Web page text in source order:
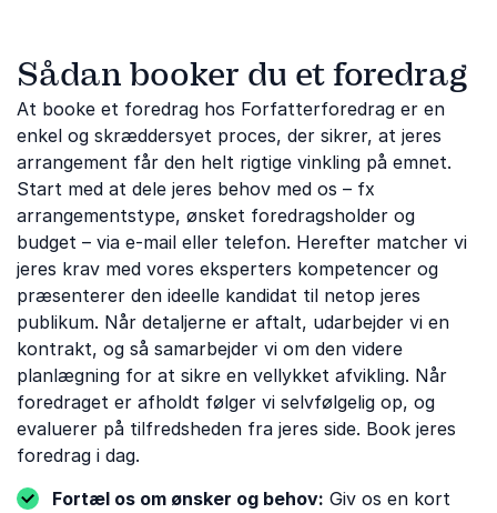
Sådan booker du et foredrag
At booke et foredrag hos Forfatterforedrag er en
enkel og skræddersyet proces, der sikrer, at jeres
arrangement får den helt rigtige vinkling på emnet.
Start med at dele jeres behov med os – fx
arrangementstype, ønsket foredragsholder og
budget – via e-mail eller telefon. Herefter matcher vi
jeres krav med vores eksperters kompetencer og
præsenterer den ideelle kandidat til netop jeres
publikum. Når detaljerne er aftalt, udarbejder vi en
kontrakt, og så samarbejder vi om den videre
planlægning for at sikre en vellykket afvikling. Når
foredraget er afholdt følger vi selvfølgelig op, og
evaluerer på tilfredsheden fra jeres side. Book jeres
foredrag i dag.
Fortæl os om ønsker og behov: Giv os en kort